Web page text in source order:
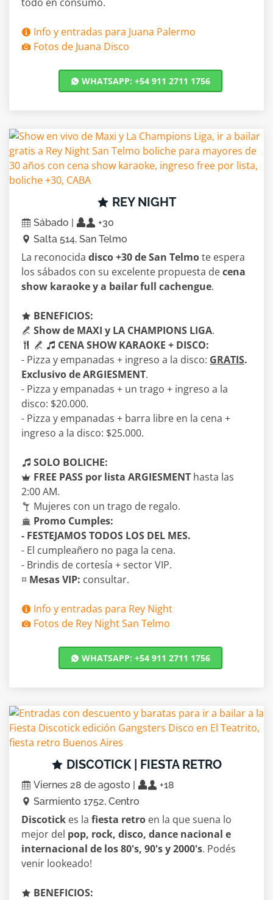
Info y entradas para Juana Palermo
Fotos de Juana Disco
WHATSAPP: +54 911 2711 1756
REY NIGHT
Sábado |
+30
Salta 514, San Telmo
La reconocida disco +30 de San Telmote espera
los sábados con su excelente propuesta decena
show karaoke y a bailar full cachengue.
BENEFICIOS:
Show de MAXI y LA CHAMPIONS LIGA.
CENA SHOW KARAOKE + DISCO:
- Pizza y empanadas + ingreso a la disco: GRATIS.
Exclusivo de ARGIESMENT.
- Pizza y empanadas + un trago + ingreso a la
disco: $20.000.
- Pizza y empanadas + barra libre en la cena +
ingreso a la disco: $25.000.
SOLO BOLICHE:
FREE PASS por lista ARGIESMENT hasta las
2:00 AM.
Mujeres con un trago de regalo.
Promo Cumples:
- FESTEJAMOS TODOS LOS DEL MES.
- El cumpleañero no paga la cena.
- Brindis de cortesía + sector VIP.
¤ Mesas VIP: consultar.
Info y entradas para Rey Night
Fotos de Rey Night San Telmo
WHATSAPP: +54 911 2711 1756
DISCOTICK | FIESTA RETRO
Viernes 28 de agosto |
+18
Sarmiento 1752, Centro
Discotick es la fiesta retro en la que suena lo
mejor del pop, rock, disco, dance nacional e
internacional de los 80's, 90's y 2000's. Podés
venir lookeado!
BENEFICIOS: